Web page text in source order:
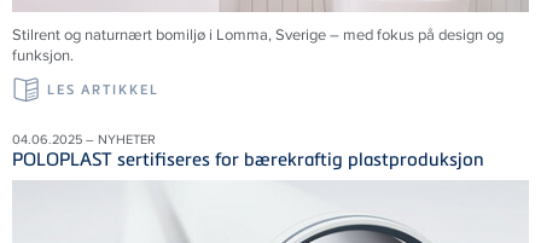
Stilrent og naturnært bomiljø i Lomma,Sverige– med fokus på design og
funksjon.
LES ARTIKKEL
04.06.2025 – NYHETER
POLOPLAST sertifiseres for bærekraftig plastproduksjon